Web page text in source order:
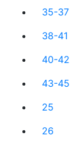
35-37
38-41
40-42
43-45
25
26